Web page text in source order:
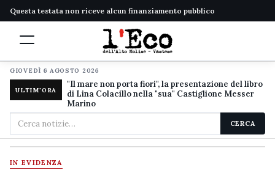
Questa testata non riceve alcun finanziamento pubblico
GIOVEDÌ 6 AGOSTO 2026
ULTIM'ORA
"Il mare non porta fiori", la presentazione del libro
di Lina Colacillo nella "sua" Castiglione Messer
Marino
Cerca
nel
sito
CERCA
IN EVIDENZA